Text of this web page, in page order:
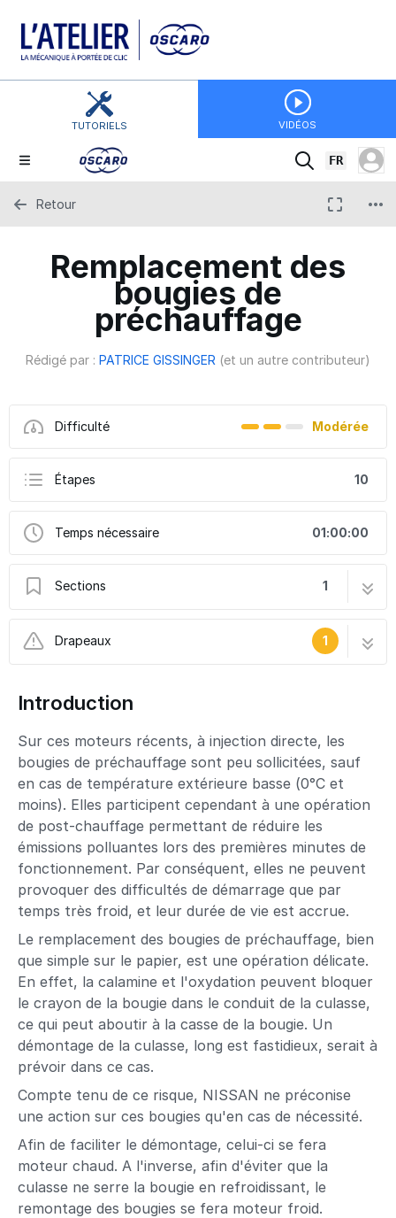
TUTORIELS VIDÉOS
FR
Remplacement des
bougies de
préchauffage
Rédigé par : PATRICE GISSINGER (et un autre contributeur)
Difficulté Modérée
Étapes 10
Temps nécessaire 01:00:00
Sections 1
10 étapes
Drapeaux
1
User contributed
Retour
Introduction
Sur ces moteurs récents, à injection directe, les
bougies de préchauffage sont peu sollicitées, sauf
en cas de température extérieure basse (0°C et
moins). Elles participent cependant à une opération
de post-chauffage permettant de réduire les
émissions polluantes lors des premières minutes de
fonctionnement. Par conséquent, elles ne peuvent
provoquer des difficultés de démarrage que par
temps très froid, et leur durée de vie est accrue.
Le remplacement des bougies de préchauffage, bien
que simple sur le papier, est une opération délicate.
En effet, la calamine et l'oxydation peuvent bloquer
le crayon de la bougie dans le conduit de la culasse,
ce qui peut aboutir à la casse de la bougie. Un
démontage de la culasse, long est fastidieux, serait à
prévoir dans ce cas.
Compte tenu de ce risque, NISSAN ne préconise
une action sur ces bougies qu'en cas de nécessité.
Afin de faciliter le démontage, celui-ci se fera
moteur chaud. A l'inverse, afin d'éviter que la
culasse ne serre la bougie en refroidissant, le
remontage des bougies se fera moteur froid.